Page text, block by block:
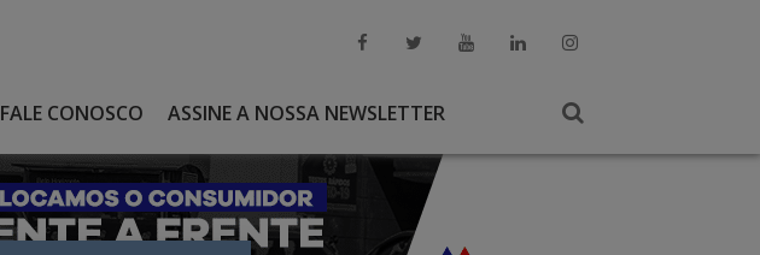
FALE CONOSCO ASSINE A NOSSA NEWSLETTER